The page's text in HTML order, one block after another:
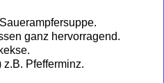
ganz hervorragend.
Pfefferminz.